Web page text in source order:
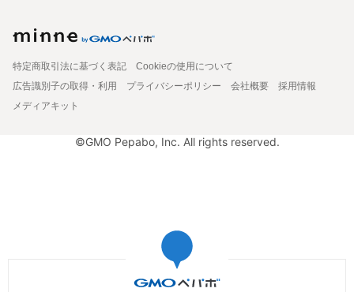
特定商取引法に基づく表記
Cookieの使用について
広告識別子の取得・利用
プライバシーポリシー 会社概要
採用情報
メディアキット
©GMO Pepabo, Inc. All rights reserved.